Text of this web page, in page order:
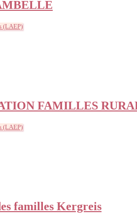
(LAEP)
FAMILLES
(LAEP)
familles Kergreis